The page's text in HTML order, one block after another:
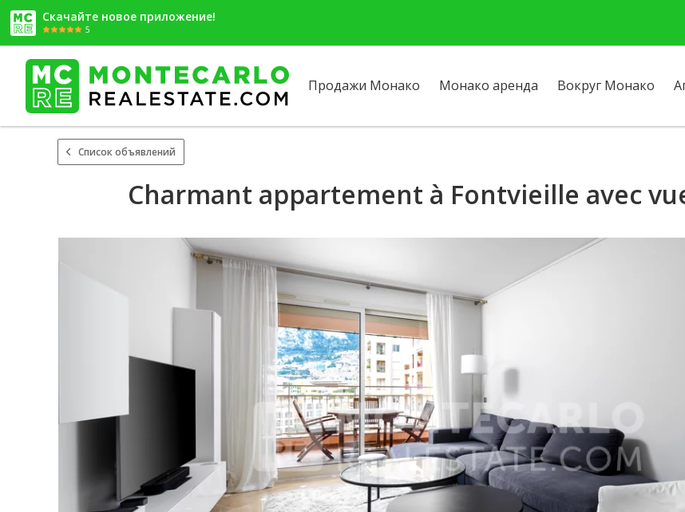
Скачайте новое приложение!
5
Продажи Монако Монако аренда Вокруг Монако
Список объявлений
Charmant appartement à Fontvieille avec